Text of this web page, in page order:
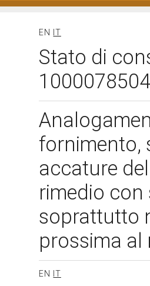
EN IT
Stato di
fornimento,
accature
rimedio
soprattutto
prossima
EN IT